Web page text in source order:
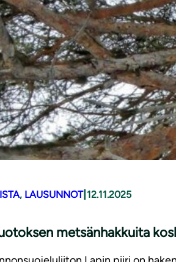
, LAUSUNNOT| 12.11.2025
metsänhakkuita